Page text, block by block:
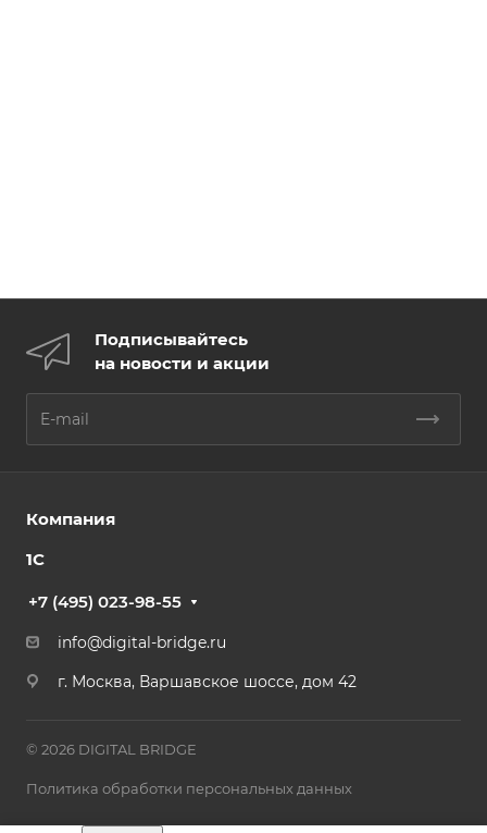
Подписывайтесь
на новости и акции
Компания
1С
+7 (495) 023-98-55
info@digital-bridge.ru
г. Москва, Варшавское шоссе, дом 42
© 2026 DIGITAL BRIDGE
Политика обработки персональных данных